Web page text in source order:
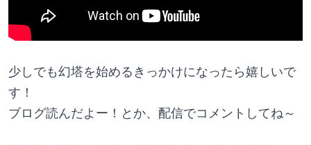
少しでも幻塔を始めるきっかけになったら嬉しいで
す！
ブログ読んだよー！とか、配信でコメントしてね～